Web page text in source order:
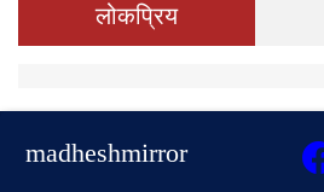
लोकप्रिय
madheshmirror